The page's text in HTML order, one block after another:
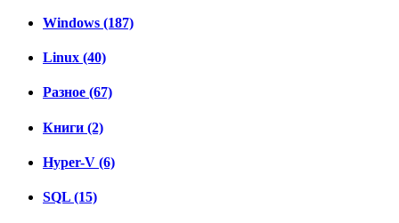
Windows (187)
Linux (40)
Разное (67)
Книги (2)
Hyper-V (6)
SQL (15)